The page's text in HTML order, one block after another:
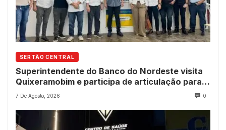
SERTÃO CENTRAL
Superintendente do Banco do Nordeste visita
Quixeramobim e participa de articulação para
avanço do futuro shopping
7 De Agosto, 2026 0